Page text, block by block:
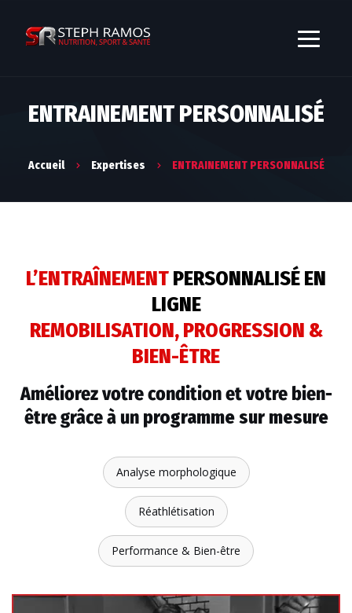
ENTRAINEMENT PERSONNALISÉ
Accueil Expertises ENTRAINEMENT PERSONNALISÉ
L’ENTRAÎNEMENTPERSONNALISÉ EN
LIGNE
REMOBILISATION, PROGRESSION &
BIEN-ÊTRE
Améliorez votre condition et votre bien-
être grâce à un programme sur mesure
Analyse morphologique
Réathlétisation
Performance & Bien-être